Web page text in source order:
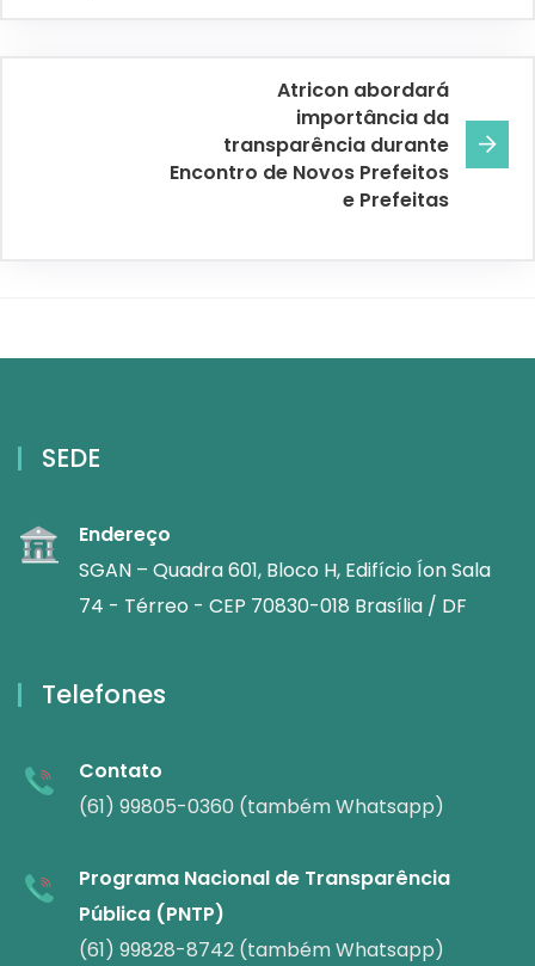
Atricon abordará
importância da
transparência durante
Encontro de Novos Prefeitos
e Prefeitas
SEDE
Endereço
SGAN – Quadra 601, Bloco H, Edifício Íon Sala
74 - Térreo - CEP 70830-018 Brasília / DF
Telefones
Contato
(61) 99805-0360 (também Whatsapp)
Programa Nacional de Transparência
Pública (PNTP)
(61) 99828-8742 (também Whatsapp)